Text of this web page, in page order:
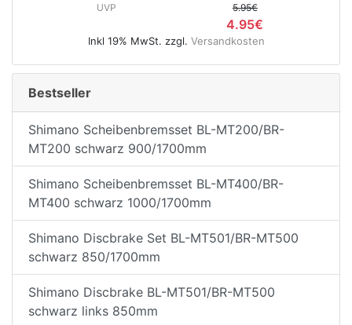
UVP 5.95€
4.95€
Inkl 19% MwSt. zzgl. Versandkosten
Bestseller
Shimano Scheibenbremsset BL-MT200/BR-
MT200 schwarz 900/1700mm
Shimano Scheibenbremsset BL-MT400/BR-
MT400 schwarz 1000/1700mm
Shimano Discbrake Set BL-MT501/BR-MT500
schwarz 850/1700mm
Shimano Discbrake BL-MT501/BR-MT500
schwarz links 850mm